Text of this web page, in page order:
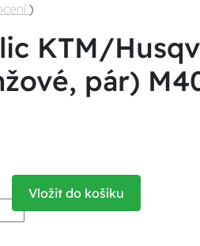
)
KTM/
pár)
Vložit do košíku